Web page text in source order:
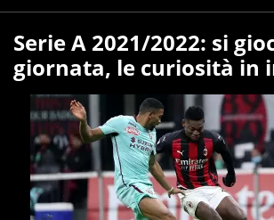
Serie A 2021/2022: si
giornata, le curiosità in